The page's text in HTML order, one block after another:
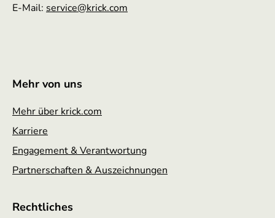
E-Mail: service@krick.com
Mehr von uns
Mehr über krick.com
Karriere
Engagement & Verantwortung
Partnerschaften & Auszeichnungen
Rechtliches